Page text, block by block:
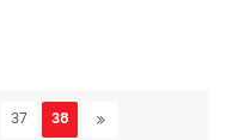
37
38